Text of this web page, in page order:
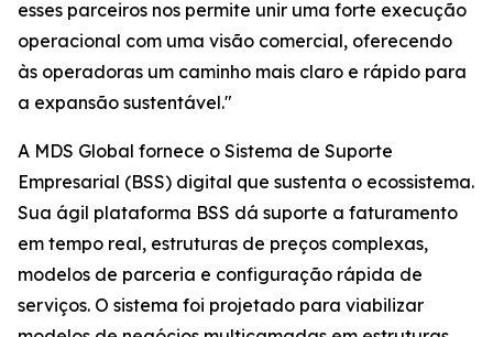
esses parceiros nos permite unir uma forte execução
operacional com uma visão comercial, oferecendo
às operadoras um caminho mais claro e rápido para
a expansão sustentável."
A MDS Global fornece o Sistema de Suporte
Empresarial (BSS) digital que sustenta o ecossistema.
Sua ágil plataforma BSS dá suporte a faturamento
em tempo real, estruturas de preços complexas,
modelos de parceria e configuração rápida de
serviços. O sistema foi projetado para viabilizar